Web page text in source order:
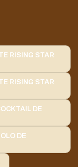
RISING STAR
RISING STAR
DE
DE